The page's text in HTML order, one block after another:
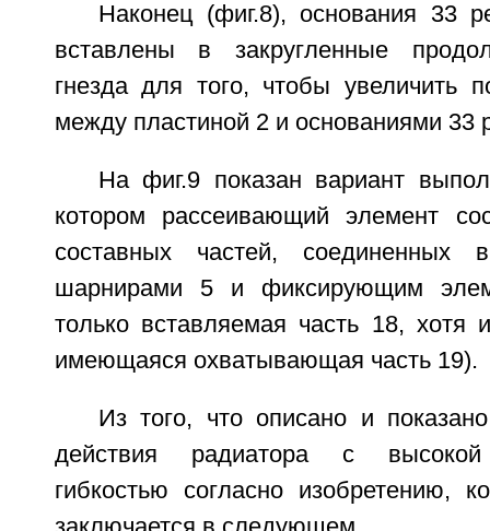
Наконец (фиг.8), основания 33
вставлены в закругленные
гнезда для того, чтобы увеличить
между пластиной 2 и основаниями 33
На фиг.9 показан вариант
котором рассеивающий элемент
составных частей, соединенных
шарнирами 5 и фиксирующим
только вставляемая часть 18, хотя
имеющаяся охватывающая часть 19).
Из того, что описано и
действия радиатора с высокой
гибкостью согласно изобретению,